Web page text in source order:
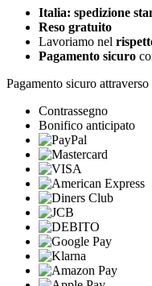
Italia: spedizione
Reso gratuito
Lavoriamo nel
Pagamento sicuro
Pagamento sicuro attraverso
Contrassegno
Bonifico anticipato